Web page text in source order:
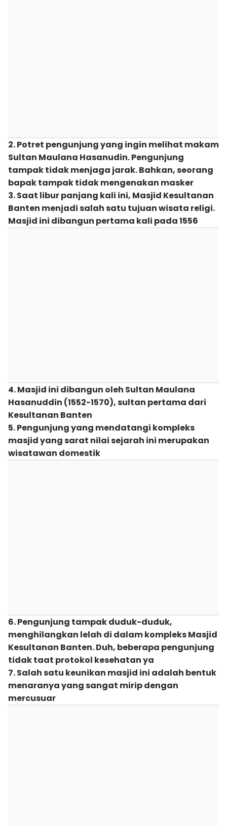
2. Potret pengunjung yang ingin melihat makam
Sultan Maulana Hasanudin. Pengunjung
tampak tidak menjaga jarak. Bahkan, seorang
bapak tampak tidak mengenakan masker
3. Saat libur panjang kali ini, Masjid Kesultanan
Banten menjadi salah satu tujuan wisata religi.
Masjid ini dibangun pertama kali pada 1556
4. Masjid ini dibangun oleh Sultan Maulana
Hasanuddin (1552-1570), sultan pertama dari
Kesultanan Banten
5. Pengunjung yang mendatangi kompleks
masjid yang sarat nilai sejarah ini merupakan
wisatawan domestik
6. Pengunjung tampak duduk-duduk,
menghilangkan lelah di dalam kompleks Masjid
Kesultanan Banten. Duh, beberapa pengunjung
tidak taat protokol kesehatan ya
7. Salah satu keunikan masjid ini adalah bentuk
menaranya yang sangat mirip dengan
mercusuar